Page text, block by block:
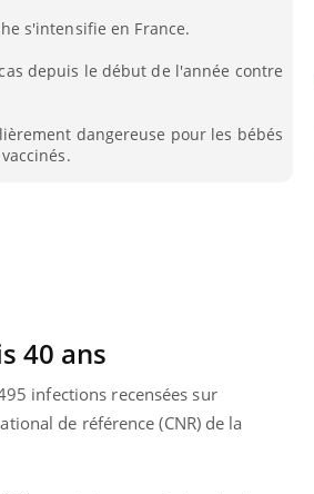
s'intensifie en France.
depuis le début de l'année contre
dangereuse pour les bébés
40 ans
infections recensées sur
de référence (CNR) de la
Cerveau : le mystère de la
"madeleine de Proust"